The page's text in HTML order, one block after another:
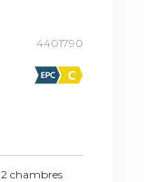
4401790
2 chambres